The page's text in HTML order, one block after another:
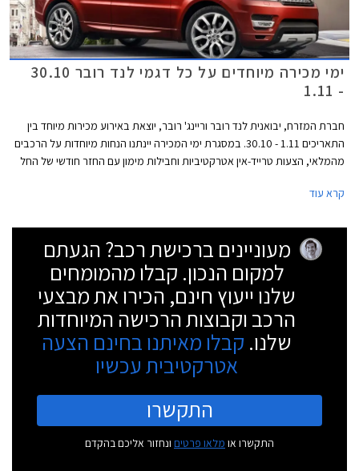
ימי מכירה מיוחדים על כל דגמי לנד רובר 30.10
- 1.11
חברת המזרח, יבואנית לנד רובר וריינג' רובר, יוצאת באירוע מכירות מיוחד בין
התאריכים 1.11 - 30.10. במסגרת ימי המכירה יינתנו הנחות מיוחדות על הרכבים
מהמלאי, הצעות טרייד-אין אטרקטיביות וחבילות מימון עם החזר חודשי של החל
קרא עוד
מעוניינים ברכישת רכב? הגעתם
למקום הנכון. קבלו מהמומחים
שלנו ייעוץ חינם, הכירו את מבצעי
הרכב וקבוצות הרכישה המיוחדות
שלנו. קבלו מאיתנו בחינם הצעה
אטרקטיבית עכשיו
התקשרו
התקשרו או מלאו פרטים ונחזור אליכם בהקדם